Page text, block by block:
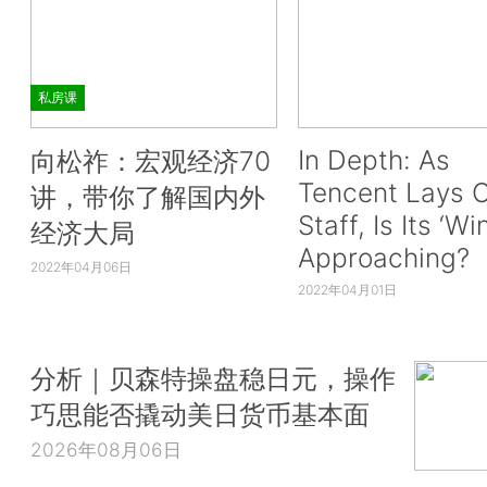
私房课
向松祚：宏观经济70
讲，带你了解国内外
经济大局
2022年04月06日
In Depth: As
Tencent Lays
Staff, Is Its
Approaching?
2022年04月01日
分析｜贝森特操盘稳日元，操作
巧思能否撬动美日货币基本面
2026年08月06日